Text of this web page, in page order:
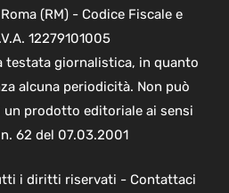
(RM) - Codice Fiscale e
12279101005
testata giornalistica, in quanto
alcuna periodicità. Non può
prodotto editoriale ai sensi
62 del 07.03.2001
i diritti riservati - Contattaci